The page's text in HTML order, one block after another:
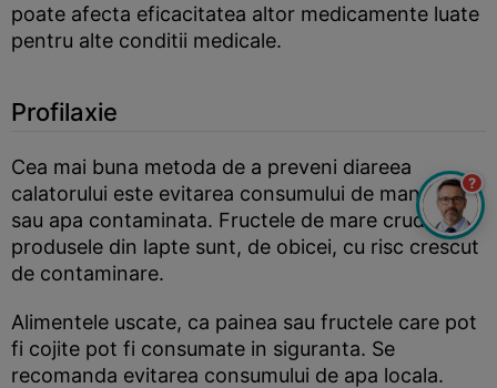
poate afecta eficacitatea altor medicamente luate
pentru alte conditii medicale.
Profilaxie
Cea mai buna metoda de a preveni diareea
calatorului este evitarea consumului de mancare
sau apa contaminata. Fructele de mare crude si
produsele din lapte sunt, de obicei, cu risc crescut
de contaminare.
Alimentele uscate, ca painea sau fructele care pot
fi cojite pot fi consumate in siguranta. Se
recomanda evitarea consumului de apa locala.
?